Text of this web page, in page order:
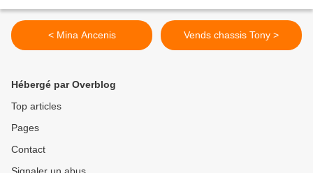
< Mina Ancenis Vends chassis Tony >
Hébergé par Overblog
Top articles
Pages
Contact